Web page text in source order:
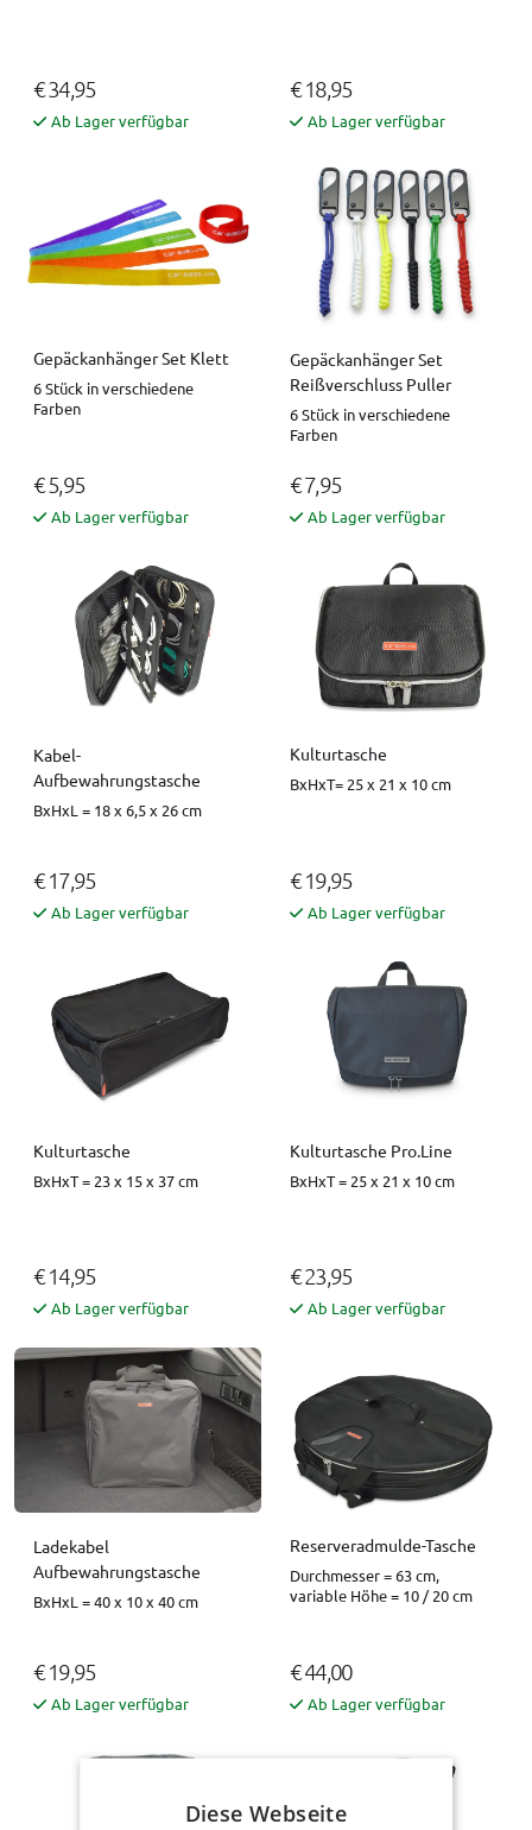
€ 34,95
Ab Lager verfügbar
€ 18,95
Ab Lager verfügbar
Gepäckanhänger Set Klett
6 Stück in verschiedene
Farben
€ 5,95
Ab Lager verfügbar
Gepäckanhänger Set
Reißverschluss Puller
6 Stück in verschiedene
Farben
€ 7,95
Ab Lager verfügbar
Kabel-
Aufbewahrungstasche
BxHxL = 18 x 6,5 x 26 cm
€ 17,95
Ab Lager verfügbar
Kulturtasche
BxHxT= 25 x 21 x 10 cm
€ 19,95
Ab Lager verfügbar
Kulturtasche
BxHxT = 23 x 15 x 37 cm
€ 14,95
Ab Lager verfügbar
Kulturtasche Pro.Line
BxHxT = 25 x 21 x 10 cm
€ 23,95
Ab Lager verfügbar
Ladekabel
Aufbewahrungstasche
BxHxL = 40 x 10 x 40 cm
€ 19,95
Ab Lager verfügbar
Reserveradmulde-Tasche
Durchmesser = 63 cm,
variable Höhe = 10 / 20 cm
€ 44,00
Ab Lager verfügbar
Diese Webseite